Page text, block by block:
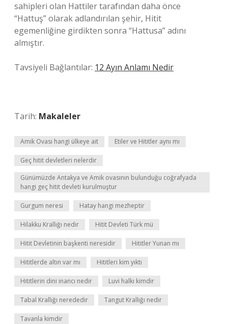
sahipleri olan Hattiler tarafından daha önce
“Hattuş” olarak adlandırılan şehir, Hitit
egemenliğine girdikten sonra “Hattusa” adını
almıştır.
Tavsiyeli Bağlantılar: 12 Ayın Anlamı Nedir
Tarih: Makaleler
Amik Ovası hangi ülkeye ait Etiler ve Hititler aynı mı
Geç hitit devletleri nelerdir
Günümüzde Antakya ve Amik ovasının bulunduğu coğrafyada
hangi geç hitit devleti kurulmuştur
Gurgum neresi Hatay hangi mezheptir
Hilakku Krallığı nedir Hitit Devleti Türk mü
Hitit Devletinin başkenti neresidir Hititler Yunan mı
Hititlerde altın var mı Hititleri kim yıktı
Hititlerin dini inancı nedir Luvi halkı kimdir
Tabal Krallığı nerededir Tangut Krallığı nedir
Tavanla kimdir